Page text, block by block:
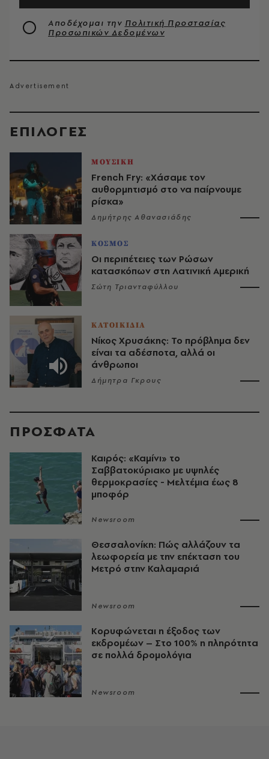
EΠΙΛΟΓΈΣ
ΜΟΥΣΙΚΗ
French Fry: «Χάσαμε τον
αυθορμητισμό στο να παίρνουμε
ρίσκα»
Δημήτρης Αθανασιάδης
ΚΟΣΜΟΣ
Οι περιπέτειες των Ρώσων
κατασκόπων στη Λατινική Αμερική
Σώτη Τριανταφύλλου
ΚΑΤΟΙΚΙΔΙΑ
Νίκος Χρυσάκης: Το πρόβλημα δεν
είναι τα αδέσποτα, αλλά οι
άνθρωποι
Δήμητρα Γκρους
Αποδέχομαι την Πολιτική Προστασίας
Προσωπικών Δεδομένων
ΠΡΟΣΦΑΤΑ
Καιρός: «Καμίνι» το
Σαββατοκύριακο με υψηλές
θερμοκρασίες - Mελτέμια έως 8
μποφόρ
Newsroom
Θεσσαλονίκη: Πώς αλλάζουν τα
λεωφορεία με την επέκταση του
Μετρό στην Καλαμαριά
Newsroom
Κορυφώνεται η έξοδος των
εκδρομέων – Στο 100% η πληρότητα
σε πολλά δρομολόγια
Newsroom